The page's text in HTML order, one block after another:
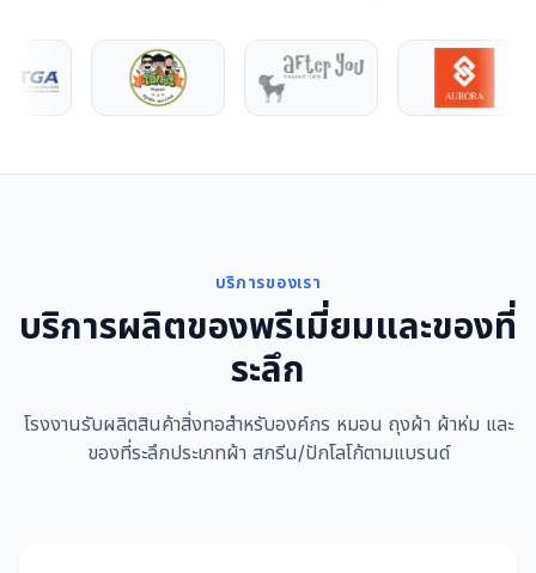
บริการของเรา
บริการผลิตของพรีเมี่ยมและของที่
ระลึก
โรงงานรับผลิตสินค้าสิ่งทอสำหรับองค์กร หมอน ถุงผ้า ผ้าห่ม และ
ของที่ระลึกประเภทผ้า สกรีน/ปักโลโก้ตามแบรนด์